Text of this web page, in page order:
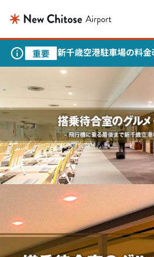
重要
新千歳空港駐車場の料
いて